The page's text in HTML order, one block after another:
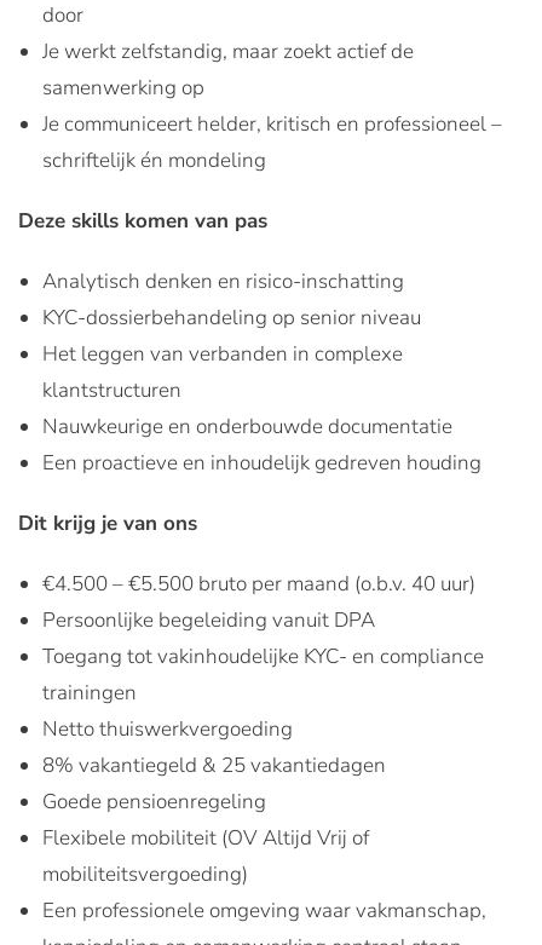
door
Je werkt zelfstandig, maar zoekt actief de
samenwerking op
Je communiceert helder, kritisch en professioneel –
schriftelijk én mondeling
Deze skills komen van pas
Analytisch denken en risico-inschatting
KYC-dossierbehandeling op senior niveau
Het leggen van verbanden in complexe
klantstructuren
Nauwkeurige en onderbouwde documentatie
Een proactieve en inhoudelijk gedreven houding
Dit krijg je van ons
€4.500 – €5.500 bruto per maand (o.b.v. 40 uur)
Persoonlijke begeleiding vanuit DPA
Toegang tot vakinhoudelijke KYC- en compliance
trainingen
Netto thuiswerkvergoeding
8% vakantiegeld & 25 vakantiedagen
Goede pensioenregeling
Flexibele mobiliteit (OV Altijd Vrij of
mobiliteitsvergoeding)
Een professionele omgeving waar vakmanschap,